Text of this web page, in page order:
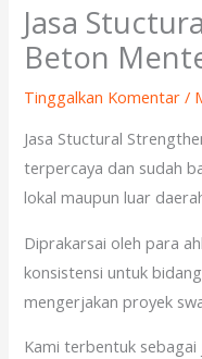
Jasa
Beton
Tinggalkan Komentar /
Jasa Stuctural
terpercaya dan sudah
lokal maupun luar
Diprakarsai oleh para
konsistensi untuk
mengerjakan proyek
Kami terbentuk